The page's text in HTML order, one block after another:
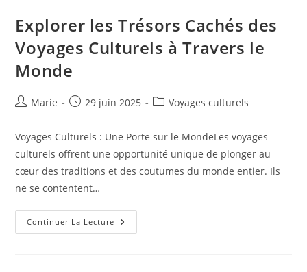
Cœur
Des
Du
Monde
Explorer les Trésors Cachés des
Voyages Culturels à Travers le
Monde
Auteur/autrice
la
publication :
Marie
Publication
29 juin 2025
PostVoyages culturels
Voyages Culturels : Une Porte sur le MondeLes voyages
culturels offrent une opportunité unique de plonger au
cœur des traditions et des coutumes du monde entier. Ils
ne se contentent…
Continuer La Lecture Explorer
Les